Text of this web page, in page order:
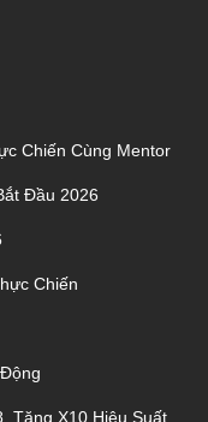
Chiến Cùng Mentor
Đầu 2026
Chiến
Tăng X10 Hiệu Suất